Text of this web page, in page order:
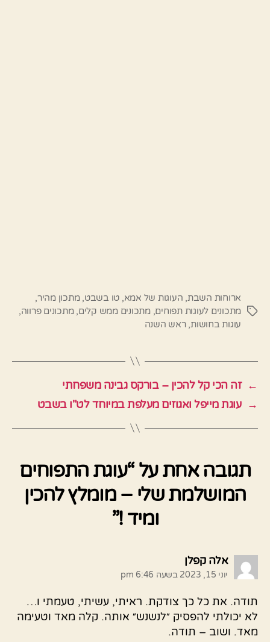
תגיות
ארוחות השבת, העוגות של אמא, טו בשבט,מתכון מהיר,
מתכונים לעוגות תפוחים,מתכונים ממש קלים,מתכונים פרווה,
עוגות בחושות,ראש השנה
← זה הכי קל להכין – בורקס גבינה משפחתי
→ עוגת מייפל ואגוזים מעלפת במיוחד לט"ו בשבט
תגובה אחת על “עוגת התפוחים
המושלמת שלי – מומלץ להכין
ומיד !”
אלה קפלן
יוני 15, 2023 בשעה 6:46 pm
תודה. את כל כך צודקת. ראיתי, עשיתי, טעמתי ו…
לא יכולתי להפסיק ״לנשנש״ אותה. קלה מאד וטעימה
מאד. ושוב – תודה.